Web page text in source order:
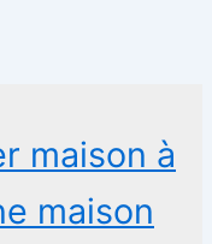
maison à
maison